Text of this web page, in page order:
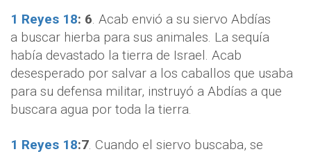
1 Reyes 18: 6. Acab envió a su siervo Abdías
a buscar hierba para sus animales. La sequía
había devastado la tierra de Israel. Acab
desesperado por salvar a los caballos que usaba
para su defensa militar, instruyó a Abdías a que
buscara agua por toda la tierra.
1 Reyes 18:7. Cuando el siervo buscaba, se